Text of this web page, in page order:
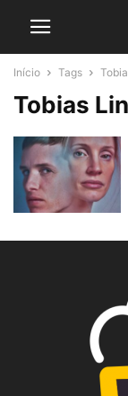
Início Tags
Tobias